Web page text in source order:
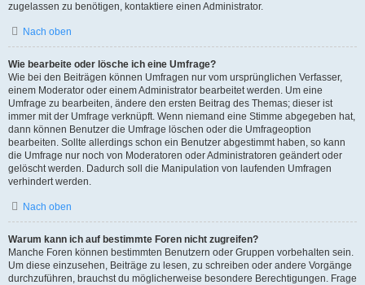
zugelassen zu benötigen, kontaktiere einen Administrator.
Nach oben
Wie bearbeite oder lösche ich eine Umfrage?
Wie bei den Beiträgen können Umfragen nur vom ursprünglichen Verfasser,
einem Moderator oder einem Administrator bearbeitet werden. Um eine
Umfrage zu bearbeiten, ändere den ersten Beitrag des Themas; dieser ist
immer mit der Umfrage verknüpft. Wenn niemand eine Stimme abgegeben hat,
dann können Benutzer die Umfrage löschen oder die Umfrageoption
bearbeiten. Sollte allerdings schon ein Benutzer abgestimmt haben, so kann
die Umfrage nur noch von Moderatoren oder Administratoren geändert oder
gelöscht werden. Dadurch soll die Manipulation von laufenden Umfragen
verhindert werden.
Nach oben
Warum kann ich auf bestimmte Foren nicht zugreifen?
Manche Foren können bestimmten Benutzern oder Gruppen vorbehalten sein.
Um diese einzusehen, Beiträge zu lesen, zu schreiben oder andere Vorgänge
durchzuführen, brauchst du möglicherweise besondere Berechtigungen. Frage